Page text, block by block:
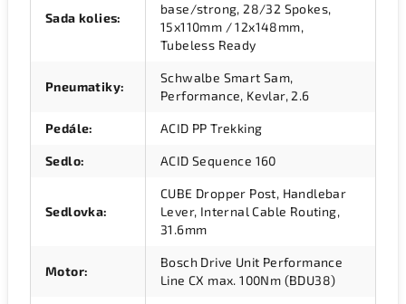
Sada kolies:
base/strong, 28/32 Spokes,
15x110mm / 12x148mm,
Tubeless Ready
Pneumatiky:
Schwalbe Smart Sam,
Performance, Kevlar, 2.6
Pedále: ACID PP Trekking
Sedlo: ACID Sequence 160
Sedlovka:
CUBE Dropper Post, Handlebar
Lever, Internal Cable Routing,
31.6mm
Motor:
Bosch Drive Unit Performance
Line CX max. 100Nm (BDU38)